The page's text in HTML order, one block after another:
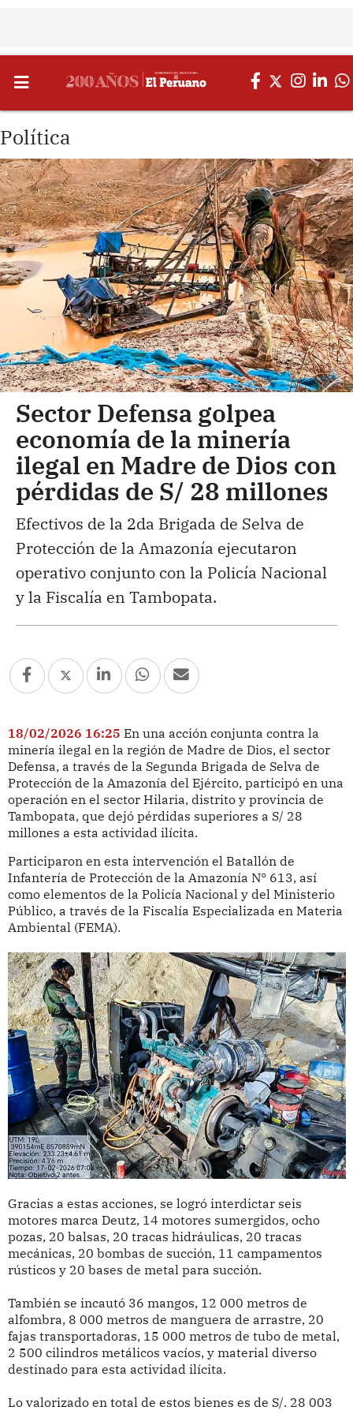
Política
Sector Defensa golpea
economía de la minería
ilegal en Madre de Dios con
pérdidas de S/ 28 millones
Efectivos de la 2da Brigada de Selva de
Protección de la Amazonía ejecutaron
operativo conjunto con la Policía Nacional
y la Fiscalía en Tambopata.
18/02/2026 16:25 En una acción conjunta contra la
minería ilegal en la región de Madre de Dios, el sector
Defensa, a través de la Segunda Brigada de Selva de
Protección de la Amazonía del Ejército, participó en una
operación en el sector Hilaria, distrito y provincia de
Tambopata, que dejó pérdidas superiores a S/ 28
millones a esta actividad ilícita.
Participaron en esta intervención el Batallón de
Infantería de Protección de la Amazonía N° 613, así
como elementos de la Policía Nacional y del Ministerio
Público, a través de la Fiscalía Especializada en Materia
Ambiental (FEMA).
Gracias a estas acciones, se logró interdictar seis
motores marca Deutz, 14 motores sumergidos, ocho
pozas, 20 balsas, 20 tracas hidráulicas, 20 tracas
mecánicas, 20 bombas de succión, 11 campamentos
rústicos y 20 bases de metal para succión.
También se incautó 36 mangos, 12 000 metros de
alfombra, 8 000 metros de manguera de arrastre, 20
fajas transportadoras, 15 000 metros de tubo de metal,
2 500 cilindros metálicos vacíos, y material diverso
destinado para esta actividad ilícita.
Lo valorizado en total de estos bienes es de S/. 28 003